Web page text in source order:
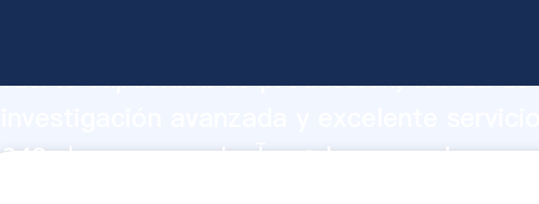
fuerte capacidad de producción, fuerza de
دقیق آسیاب عمودی مدل 042b proveedor crea el valor y